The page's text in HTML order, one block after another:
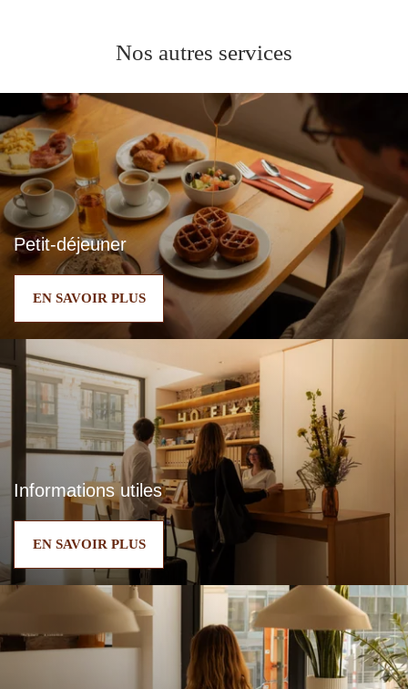
Nos autres services
Petit-déjeuner
EN SAVOIR PLUS
Informations utiles
EN SAVOIR PLUS